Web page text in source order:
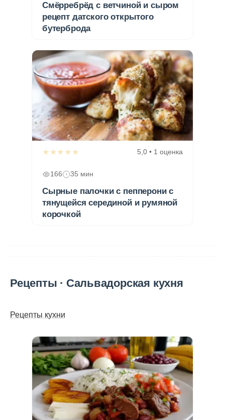
Смёрребрёд с ветчиной и сыром
рецепт датского открытого
бутерброда
★★★★★ 5,0 • 1 оценка
166 35 мин
Сырные палочки с пепперони с
тянущейся серединой и румяной
корочкой
Рецепты · Сальвадорская кухня
Рецепты кухни